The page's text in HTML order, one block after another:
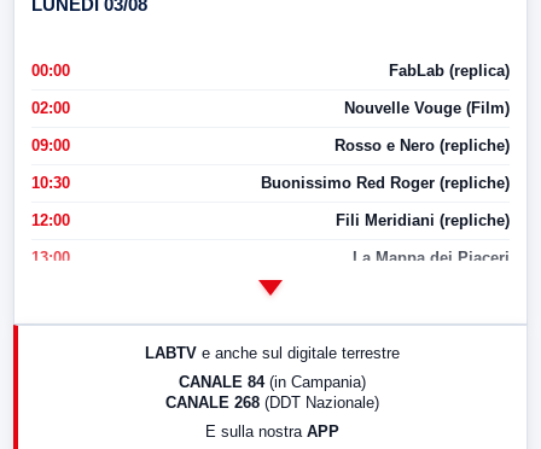
00:00 FabLab (replica)
02:00 Nouvelle Vouge (Film)
09:00 Rosso e Nero (repliche)
10:30 Buonissimo Red Roger (repliche)
12:00 Fili Meridiani (repliche)
13:00 La Mappa dei Piaceri
17:00 LabNews (replica)
LABTV e anche sul digitale terrestre
CANALE 84 (in Campania)
CANALE 268 (DDT Nazionale)
E sulla nostra APP